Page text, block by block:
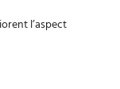
l’aspect